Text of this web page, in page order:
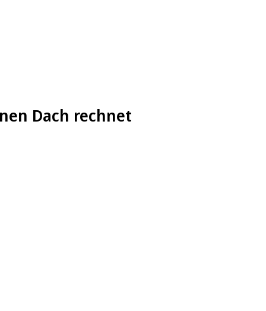
Dach rechnet